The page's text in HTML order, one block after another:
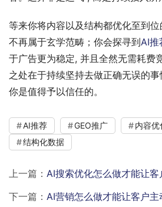
等来你将内容以及结构都优化至到
不再属于玄学范畴；你会探寻到AI推
于广告更为稳定, 并且全然无需耗费
之处在于持续坚持去做正确无误的
你是值得予以信任的。
AI推荐 GEO推广 内容优
结构化数据
上一篇： AI搜索优化怎么做才能让客
下一篇： AI营销怎么做才能让客户主